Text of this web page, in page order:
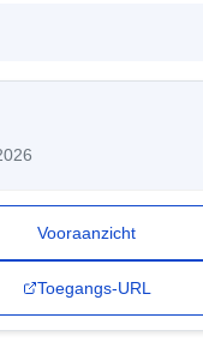
Vooraanzicht
Toegangs-URL